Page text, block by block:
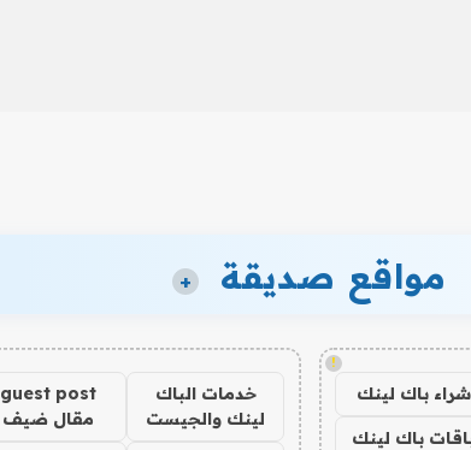
مواقع صديقة +
!
شراء باك لينك
باك لينك
خدمات الباك
لينك والجيست
guest post
مقال ضيف